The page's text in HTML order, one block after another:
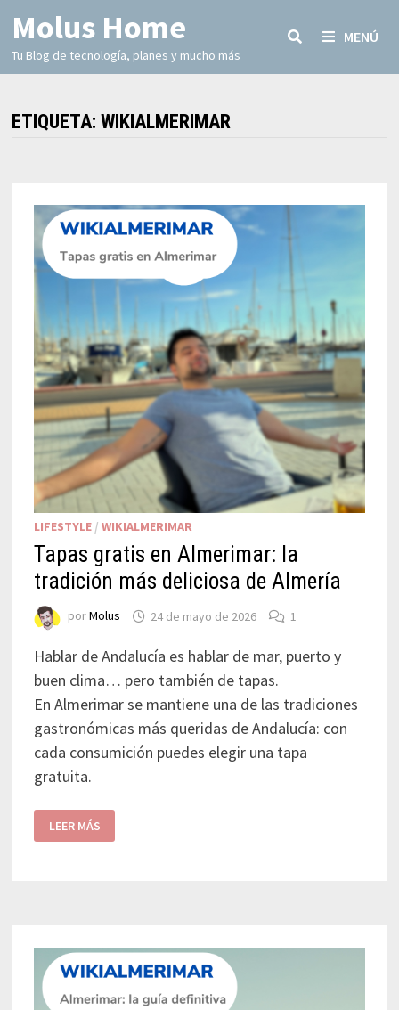
Molus Home
Tu Blog de tecnología, planes y mucho más
MENÚ
ETIQUETA: WIKIALMERIMAR
LIFESTYLE/ WIKIALMERIMAR
Tapas gratis en Almerimar: la
tradición más deliciosa de Almería
porMolus 24 de mayo de 2026 1
Hablar de Andalucía es hablar de mar, puerto y
buen clima… pero también de tapas.
En Almerimar se mantiene una de las tradiciones
gastronómicas más queridas de Andalucía: con
cada consumición puedes elegir una tapa
gratuita.
LEER MÁS